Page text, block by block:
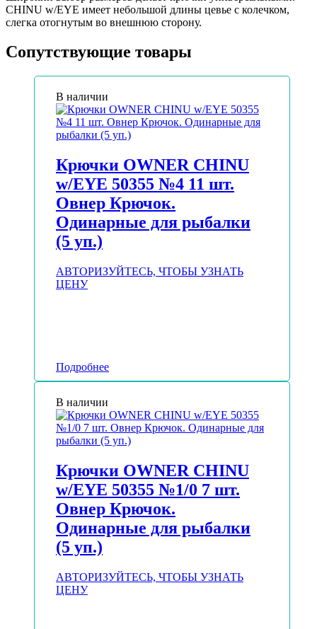
CHINU w/EYE имеет небольшой длины цевье с колечком,
слегка отогнутым во внешнюю сторону.
Сопутствующие товары
В наличии
Крючки OWNER CHINU
w/EYE 50355 №4 11 шт.
Овнер Крючок.
Одинарные для рыбалки
(5 уп.)
АВТОРИЗУЙТЕСЬ, ЧТОБЫ УЗНАТЬ
ЦЕНУ
Подробнее
В наличии
Крючки OWNER CHINU
w/EYE 50355 №1/0 7 шт.
Овнер Крючок.
Одинарные для рыбалки
(5 уп.)
АВТОРИЗУЙТЕСЬ, ЧТОБЫ УЗНАТЬ
ЦЕНУ